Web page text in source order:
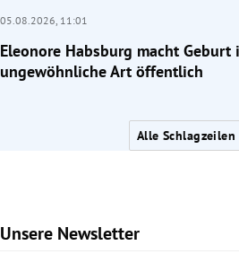
05.08.2026, 11:01
Eleonore Habsburg macht Geburt
ungewöhnliche Art öffentlich
Alle Schlagzeilen
Unsere Newsletter
Slide 1 von 6